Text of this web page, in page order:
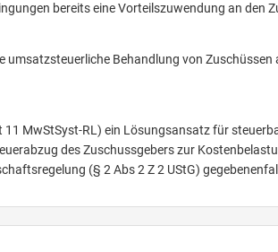
bereits eine Vorteilszuwendung an den
umsatzsteuerliche Behandlung von Zuschüssen
MwStSyst-RL) ein Lösungsansatz für
des Zuschussgebers zur
(§ 2 Abs 2 Z 2 UStG)